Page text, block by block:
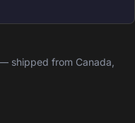
shipped from Canada,